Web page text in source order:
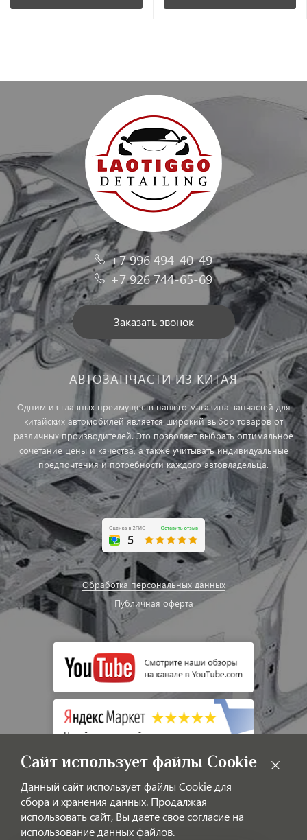
+7 996 494-40-49
+7 926 744-65-69
Заказать звонок
АВТОЗАПЧАСТИ ИЗ КИТАЯ
Одним из главных преимуществ нашего магазина запчастей для
китайских автомобилей является широкий выбор товаров от
различных производителей. Это позволяет выбрать оптимальное
сочетание цены и качества, а также учитывать индивидуальные
предпочтения и потребности каждого автовладельца.
Обработка персональных данных
Публичная оферта
© LAOTIGGO — Интернет-магазин автозапчастей для китайских
Сайт использует файлы Cookie
Данный сайт использует файлы Cookie для
сбора и хранения данных. Продалжая
использовать сайт, Вы даете свое согласие на
использование данных файлов.